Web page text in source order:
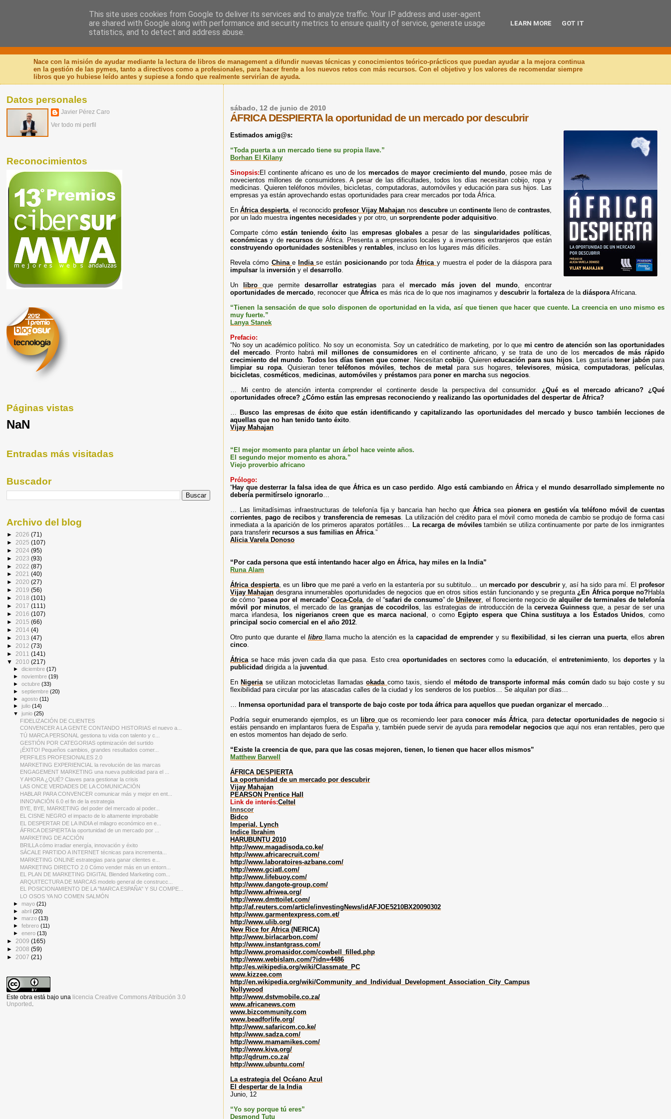
Nuevo Viernes - Nuevo Libro
Nace con la misión de ayudar mediante la lectura de libros de management a difundir nuevas técnicas y conocimientos teórico-prácticos que puedan ayudar a la mejora continua
en la gestión de las pymes, tanto a directivos como a profesionales, para hacer frente a los nuevos retos con más recursos. Con el objetivo y los valores de recomendar siempre
libros que yo hubiese leído antes y supiese a fondo que realmente servirían de ayuda.
sábado, 12 de junio de 2010
ÁFRICA DESPIERTA la oportunidad de un mercado por descubrir
Estimados amig@s:
“Toda puerta a un mercado tiene su propia llave.”
Borhan El Kilany
Sinopsis: El continente africano es uno de losmercados de mayor crecimiento del mundo, posee más de
novecientos millones de consumidores. A pesar de las dificultades, todos los días necesitan cobijo, ropa y
medicinas. Quieren teléfonos móviles, bicicletas, computadoras, automóviles y educación para sus hijos. Las
empresas ya están aprovechando estas oportunidades para crear mercados por toda África.
EnÁfrica despierta, el reconocidoprofesor Vijay Mahajan nos descubreun continentelleno de contrastes,
por un lado muestraingentes necesidades y por otro, unsorprendente poder adquisitivo.
Comparte cómo están teniendo éxitolas empresas globalesa pesar de lassingularidades políticas,
económicas y derecursos de África. Presenta a empresarios locales y a inversores extranjeros que están
construyendo oportunidades sostenibles yrentables, incluso en los lugares más difíciles.
Revela cómo China e India se están posicionando por toda África y muestra el poder de la diáspora para
impulsar lainversión y eldesarrollo.
Un
libro que permitedesarrollar estrategias para el mercado más joven del mundo, encontrar
oportunidades de mercado, reconocer queÁfricaes más rica de lo que nos imaginamos ydescubrir lafortalezade ladiásporaAfricana.
“Tienen la sensación de que solo disponen de oportunidad en la vida, así que tienen que hacer que cuente. La creencia en uno mismo es
muy fuerte.”
Lanya Stanek
Prefacio:
“No soy un académico político. No soy un economista. Soy un catedrático de marketing, por lo que mi centro de atención son las oportunidades
del mercado. Pronto habrámil millones de consumidoresen el continente africano, y se trata de uno de los mercados de más rápido
crecimiento del mundo. Todos los días tienen que comer. Necesitancobijo. Quiereneducación para sus hijos. Les gustaríatener jabónpara
limpiar su ropa. Quisieran tenerteléfonos móviles,techos de metal para sus hogares,televisores,música,computadoras,películas,
bicicletas,cosméticos,medicinas,automóviles ypréstamos paraponer en marchasus negocios.
… Mi centro de atención intenta comprender el continente desde la perspectiva del consumidor. ¿Qué es el mercado africano? ¿Qué
oportunidades ofrece? ¿Cómo están las empresas reconociendo y realizando las oportunidades del despertar de África?
… Busco las empresas de éxito que están identificando y capitalizando las oportunidades del mercado y busco también lecciones de
aquellas que no han tenido tanto éxito.
Vijay Mahajan
“El mejor momento para plantar un árbol hace veinte años.
El segundo mejor momento es ahora.”
Viejo proverbio africano
Prólogo:
“Hay que desterrar la falsa idea de que África es un caso perdido.Algo está cambiandoen Áfricay el mundo desarrollado simplemente no
debería permitírselo ignorarlo…
… Las limitadísimas infraestructuras de telefonía fija y bancaria han hecho que Áfricasea pionera en gestión vía teléfono móvil de cuentas
corrientes,pago de recibos y transferencia de remesas. La utilización del crédito para el móvil como moneda de cambio se produjo de forma casi
inmediata a la aparición de los primeros aparatos portátiles… La recarga de móvilestambién se utiliza continuamente por parte de los inmigrantes
para transferirrecursos a sus familias en África.”
Alicia Varela Donoso
“Por cada persona que está intentando hacer algo en África, hay miles en la India”
Runa Alam
África despierta, es un libroque me paré a verlo en la estantería por su subtitulo… un mercado por descubriry, así ha sido para mí. Elprofesor
Vijay Mahajan desgrana innumerables oportunidades de negocios que en otros sitios están funcionando y se pregunta¿En África porque no?Habla
de cómo “pasea por el mercado” Coca-Cola, de el “safari de consumo” deUnilever, el floreciente negocio de alquiler de terminales de telefonía
móvil por minutos, el mercado de lasgranjas de cocodrilos, las estrategias de introducción de lacerveza Guinness que, a pesar de ser una
marca irlandesa,
los nigerianos creen que es marca nacional , o como Egipto espera que China sustituya a los Estados Unidos, como
principal socio comercial en el año 2012.
Otro punto que durante el libro llama mucho la atención es lacapacidad de emprendery su flexibilidad , si les cierran una puerta, ellosabren
cinco.
Áfricase hace más joven cada dia que pasa. Esto crea oportunidadesen sectorescomo laeducación, elentretenimiento, losdeportes y la
publicidaddirigida a la juventud .
En Nigeriase utilizan motocicletas llamadas okada como taxis, siendo el método de transporte informal más comúndado su bajo coste y su
flexibilidad para circular por las atascadas calles de la ciudad y los senderos de los pueblos… Se alquilan por días…
… Inmensa oportunidad para el transporte de bajo coste por toda áfrica para aquellos que puedan organizar el mercado…
Podría seguir enumerando ejemplos, es un
libro que os recomiendo leer paraconocer más África, paradetectar oportunidades de negociosi
estáis pensando en implantaros fuera de España y, también puede servir de ayuda pararemodelar negociosque aquí nos eran rentables, pero que
en estos momentos han dejado de serlo.
“Existe la creencia de que, para que las cosas mejoren, tienen, lo tienen que hacer ellos mismos”
Matthew Barwell
ÁFRICA DESPIERTA
La oportunidad de un mercado por descubrir
Vijay Mahajan
PEARSON Prentice Hall
Link de interés:Celtel
Innscor
Bidco
Imperial. Lynch
Indice Ibrahim
HARUBUNTU 2010
http://www.magadisoda.co.ke/
http://www.africarecruit.com/
http://www.laboratoires-azbane.com/
http://www.gciatl.com/
http://www.lifebuoy.com/
http://www.dangote-group.com/
http://www.afriwea.org/
http://www.dmttoilet.com/
http://af.reuters.com/article/investingNews/idAFJOE5210BX20090302
http://www.garmentexpress.com.et/
http://www.ulib.org/
New Rice for Africa(NERICA)
http://www.birlacarbon.com/
http://www.instantgrass.com/
http://www.promasidor.com/cowbell_filled.php
http://www.webislam.com/?idn=4486
http://es.wikipedia.org/wiki/Classmate_PC
www.kizzee.com
http://en.wikipedia.org/wiki/Community_and_Individual_Development_Association_City_Campus
Nollywood
http://www.dstvmobile.co.za/
www.africanews.com
www.bizcommunity.com
www.beadforlife.org/
http://www.safaricom.co.ke/
http://www.sadza.com/
http://www.mamamikes.com/
http://www.kiva.org/
http://qdrum.co.za/
http://www.ubuntu.com/
La estrategia del Océano Azul
El despertar de la India
Junio, 12
“Yo soy porque tú eres”
Desmond Tutu
Datos personales
Javier Pérez Caro
Ver todo mi perfil
Reconocimientos
Páginas vistas
NaN
Entradas más visitadas
Buscador
Archivo del blog
► 2026 (71)
► 2025 (107)
► 2024 (95)
► 2023 (93)
► 2022 (87)
► 2021 (40)
► 2020 (27)
► 2019 (56)
► 2018 (101)
► 2017 (111)
► 2016 (107)
► 2015 (66)
► 2014 (4)
► 2013 (47)
► 2012 (73)
► 2011 (141)
▼ 2010 (217)
►diciembre(17)
► noviembre(19)
►octubre(33)
►septiembre(20)
►agosto(11)
►julio(14)
▼junio(25)
FIDELIZACIÓN DE CLIENTES
CONVENCER A LA GENTE CONTANDO HISTORIAS el nuevo a...
TÚ MARCA PERSONAL gestiona tu vida con talento y c...
GESTIÓN POR CATEGORIAS optimización del surtido
¡ÉXITO! Pequeños cambios, grandes resultados comer...
PERFILES PROFESIONALES 2.0
MARKETING EXPERIENCIAL la revolución de las marcas
ENGAGEMENT MARKETING una nueva publicidad para el ...
Y AHORA ¿QUÉ? Claves para gestionar la crisis
LAS ONCE VERDADES DE LA COMUNICACIÓN
HABLAR PARA CONVENCER comunicar más y mejor en ent...
INNOVACIÓN 6.0 el fin de la estrategia
BYE, BYE, MARKETING del poder del mercado al poder...
EL CISNE NEGRO el impacto de lo altamente improbable
EL DESPERTAR DE LA INDIA el milagro económico en e...
ÁFRICA DESPIERTA la oportunidad de un mercado por ...
MARKETING DE ACCIÓN
BRILLA cómo irradiar energía, innovación y éxito
SÁCALE PARTIDO A INTERNET técnicas para incrementa...
MARKETING ONLINE estrategias para ganar clientes e...
MARKETING DIRECTO 2.0 Cómo vender más en un entorn...
EL PLAN DE MARKETING DIGITAL Blended Marketing com...
ARQUITECTURA DE MARCAS modelo general de construcc...
EL POSICIONAMIENTO DE LA "MARCA ESPAÑA" Y SU COMPE...
LO OSOS YA NO COMEN SALMÓN
► mayo(21)
►abril(20)
► marzo(13)
►febrero(11)
►enero(13)
► 2009 (165)
► 2008 (59)
► 2007 (21)
Este obra está bajo una licencia Creative Commons Atribución 3.0
Unported
This site uses cookies from Google to deliver its services and to analyze traffic. Your IP address and user-agent
are shared with Google along with performance and security metrics to ensure quality of service, generate usage
statistics, and to detect and address abuse.
LEARN MORE GOT IT